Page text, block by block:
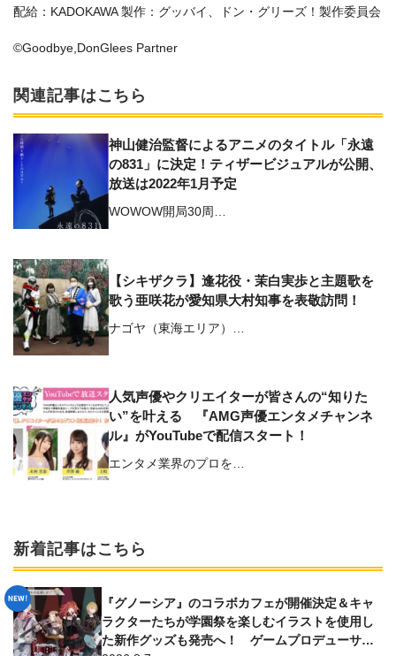
配給：KADOKAWA 製作：グッバイ、ドン・グリーズ！製作委員会
©Goodbye,DonGlees Partner
関連記事はこちら
神山健治監督によるアニメのタイトル「永遠
の831」に決定！ティザービジュアルが公開、
放送は2022年1月予定
WOWOW開局30周…
【シキザクラ】逢花役・茉白実歩と主題歌を
歌う亜咲花が愛知県大村知事を表敬訪問！
ナゴヤ（東海エリア）…
人気声優やクリエイターが皆さんの“知りた
い”を叶える 『AMG声優エンタメチャンネ
ル』がYouTubeで配信スタート！
エンタメ業界のプロを…
新着記事はこちら
『グノーシア』のコラボカフェが開催決定＆キャ
ラクターたちが学園祭を楽しむイラストを使用し
た新作グッズも発売へ！ ゲームプロデューサー